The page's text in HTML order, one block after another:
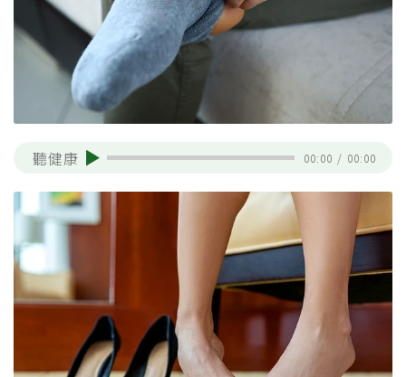
聽健康 00:00 / 00:00